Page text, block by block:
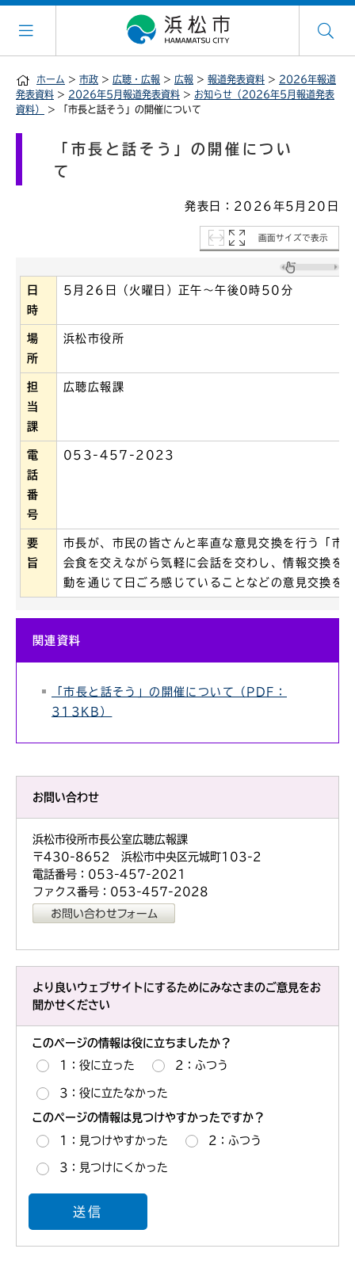
ホーム > 市政 > 広聴・広報 > 広報 > 報道発表資料 > 2026年報道
発表資料 > 2026年5月報道発表資料 > お知らせ（2026年5月報道発表
資料）
> 「市長と話そう」の開催について
「市長と話そう」の開催につい
て
発表日：2026年5月20日
画面サイズで表示
日
時
5月26日（火曜日）正午～午後0時50分
場
所
浜松市役所
担
当
課
広聴広報課
電
話
番
号
053-457-2023
要
旨
市長が、市民の皆さんと率直な意見交換を行う「市
会食を交えながら気軽に会話を交わし、情報交換を
動を通じて日ごろ感じていることなどの意見交換を
関連資料
「市長と話そう」の開催について（PDF：
313KB）
お問い合わせ
浜松市役所市長公室広聴広報課
〒430-8652 浜松市中央区元城町103-2
電話番号：053-457-2021
ファクス番号：053-457-2028
より良いウェブサイトにするためにみなさまのご意見をお
聞かせください
このページの情報は役に立ちましたか？
1：役に立った 2：ふつう
3：役に立たなかった
このページの情報は見つけやすかったですか？
1：見つけやすかった 2：ふつう
3：見つけにくかった